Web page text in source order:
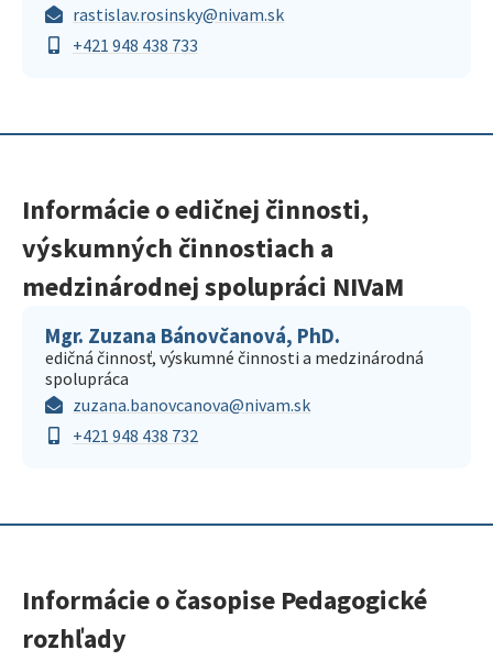
rastislav.rosinsky@nivam.sk
+421 948 438 733
Informácie o edičnej činnosti,
výskumných činnostiach a
medzinárodnej spolupráci NIVaM
Mgr. Zuzana Bánovčanová, PhD.
edičná činnosť, výskumné činnosti a medzinárodná
spolupráca
zuzana.banovcanova@nivam.sk
+421 948 438 732
Informácie o časopise Pedagogické
rozhľady